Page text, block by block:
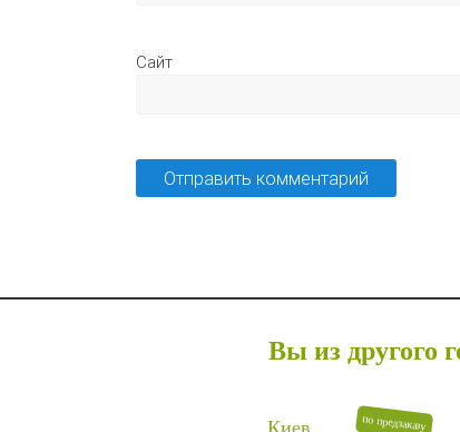
Сайт
Вы из другого
по предзаказу